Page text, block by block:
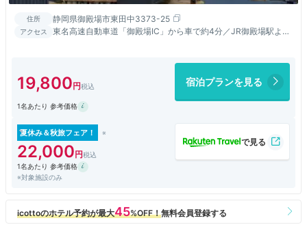
住所 静岡県御殿場市東田中3373-25
アクセス
東名高速自動車道「御殿場IC」から車で約4分／JR御殿場駅より
19,800 宿泊プランを見る
1名あたり 参考価格
夏休み＆秋旅フェア！
22,000
1名あたり 参考価格
※対象施設のみ